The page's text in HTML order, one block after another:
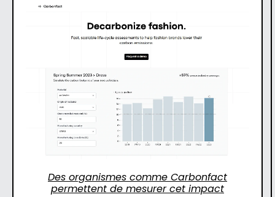
Des organismes comme Carbonfact
permettent de mesurer cet impact